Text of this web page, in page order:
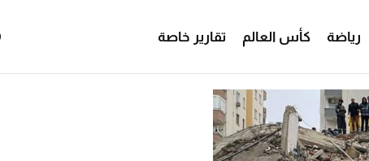
رياضة كأس العالم تقارير خاصة